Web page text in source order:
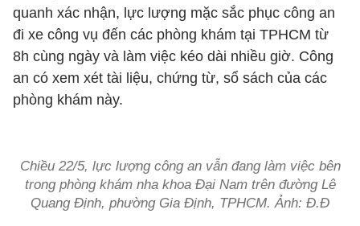
quanh xác nhận, lực lượng mặc sắc phục công an
đi xe công vụ đến các phòng khám tại TPHCM từ
8h cùng ngày và làm việc kéo dài nhiều giờ. Công
an có xem xét tài liệu, chứng từ, sổ sách của các
phòng khám này.
Chiều 22/5, lực lượng công an vẫn đang làm việc bên
trong phòng khám nha khoa Đại Nam trên đường Lê
Quang Định, phường Gia Định, TPHCM. Ảnh: Đ.Đ